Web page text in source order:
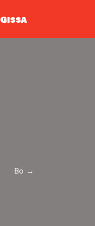
Gissa
Bo →